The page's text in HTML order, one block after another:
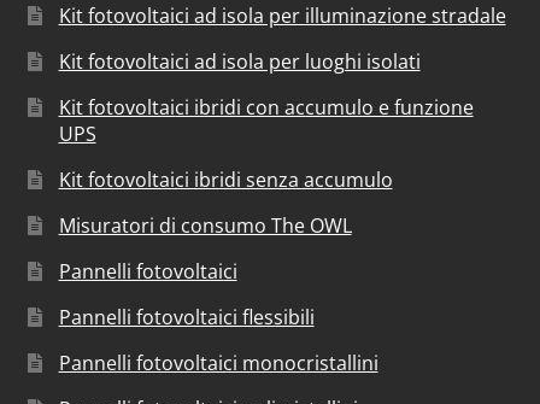
Kit fotovoltaici ad isola per illuminazione stradale
Kit fotovoltaici ad isola per luoghi isolati
Kit fotovoltaici ibridi con accumulo e funzione
UPS
Kit fotovoltaici ibridi senza accumulo
Misuratori di consumo The OWL
Pannelli fotovoltaici
Pannelli fotovoltaici flessibili
Pannelli fotovoltaici monocristallini